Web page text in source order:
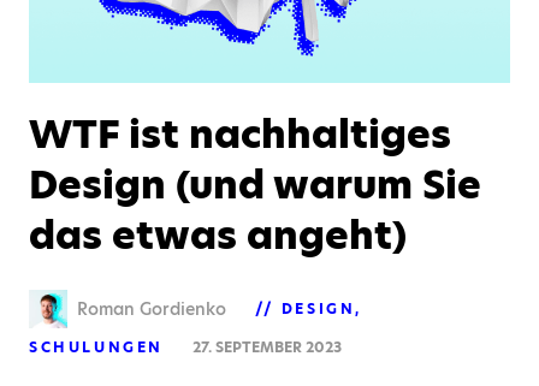
WTF ist nachhaltiges
Design (und warum Sie
das etwas angeht)
Roman Gordienko
DESIGN
SCHULUNGEN
27. SEPTEMBER 2023